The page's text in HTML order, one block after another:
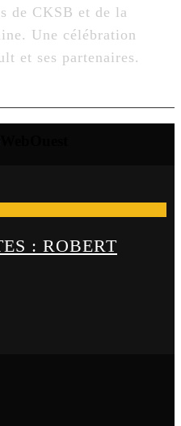
de CKSB et de la
Une célébration
et ses partenaires.
: ROBERT